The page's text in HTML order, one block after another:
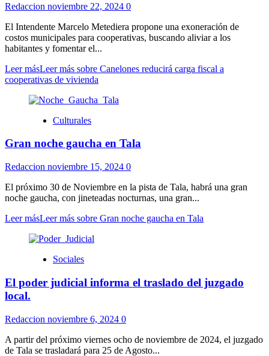
Redaccion noviembre 22, 2024 0
El Intendente Marcelo Metediera propone una exoneración de
costos municipales para cooperativas, buscando aliviar a los
habitantes y fomentar el...
Leer másLeer más sobre Canelones reducirá carga fiscal a
cooperativas de vivienda
Culturales
Gran noche gaucha en Tala
Redaccion noviembre 15, 2024 0
El próximo 30 de Noviembre en la pista de Tala, habrá una gran
noche gaucha, con jineteadas nocturnas, una gran...
Leer másLeer más sobre Gran noche gaucha en Tala
Sociales
El poder judicial informa el traslado del juzgado
local.
Redaccion noviembre 6, 2024 0
A partir del próximo viernes ocho de noviembre de 2024, el juzgado
de Tala se trasladará para 25 de Agosto...